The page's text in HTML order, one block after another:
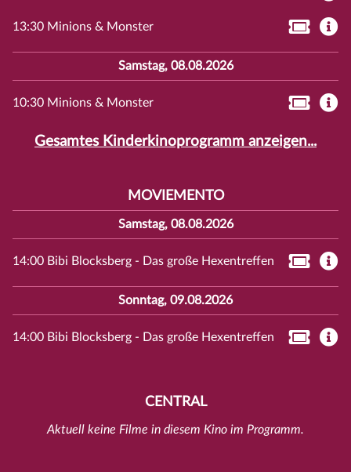
13:30 Minions & Monster
Samstag, 08.08.2026
10:30 Minions & Monster
Gesamtes Kinderkinoprogramm anzeigen...
MOVIEMENTO
Samstag, 08.08.2026
14:00 Bibi Blocksberg - Das große Hexentreffen
Sonntag, 09.08.2026
14:00 Bibi Blocksberg - Das große Hexentreffen
CENTRAL
Aktuell keine Filme in diesem Kino im Programm.